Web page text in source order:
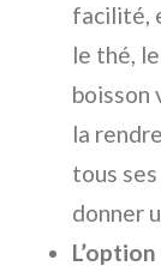
facilité,
le thé,
boisson
la
tous ses
donner